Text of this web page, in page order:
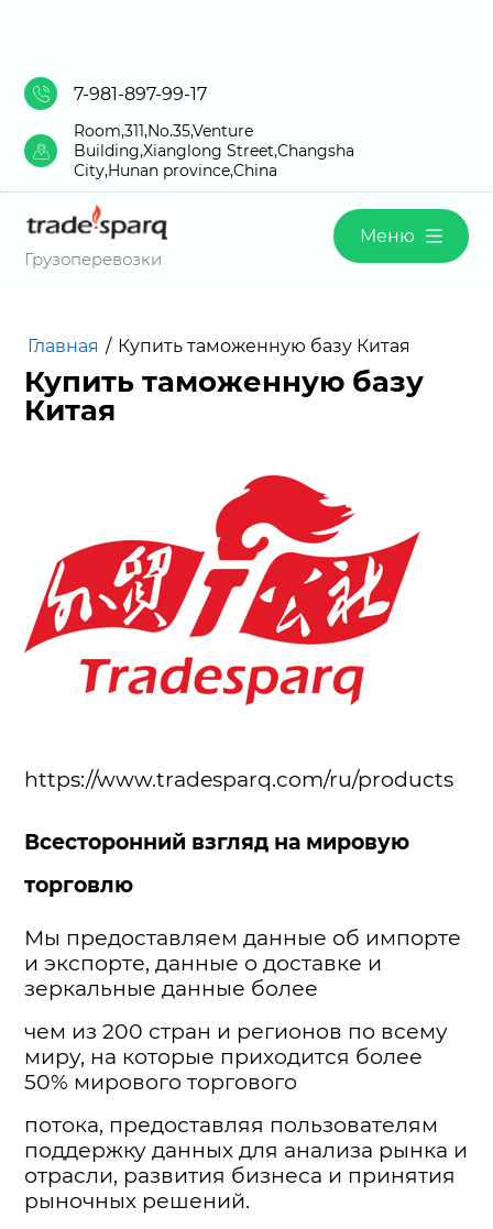
7-981-897-99-17
Room,311,No.35,Venture
Building,Xianglong Street,Changsha
City,Hunan province,China
Грузоперевозки
Меню
Главная / Купить таможенную базу Китая
Купить таможенную базу
Китая
https://www.tradesparq.com/ru/products
Всесторонний взгляд на мировую
торговлю
Мы предоставляем данные об импорте
и экспорте, данные о доставке и
зеркальные данные более
чем из 200 стран и регионов по всему
миру, на которые приходится более
50% мирового торгового
потока, предоставляя пользователям
поддержку данных для анализа рынка и
отрасли, развития бизнеса и принятия
рыночных решений.